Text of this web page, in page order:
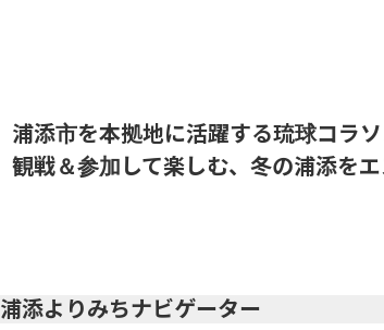
浦添市を本拠地に活躍する琉球コラ
観戦＆参加して楽しむ、冬の浦添を
浦添よりみちナビゲーター